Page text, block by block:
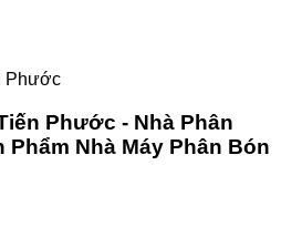
Phước
Phước - Nhà Phân
Nhà Máy Phân Bón